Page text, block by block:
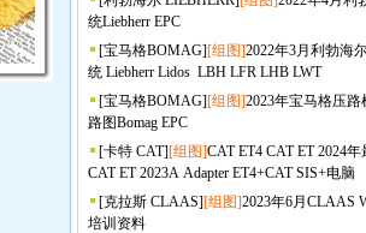
统Liebherr EPC
[宝马格BOMAG][组图]2022年3月利勃海
统 Liebherr Lidos LBH LFR LHB LWT
[宝马格BOMAG][组图]2023年宝马格压
路图Bomag EPC
[卡特 CAT][组图]CAT ET4 CAT ET 2024
CAT ET 2023A Adapter ET4+CAT SIS+电脑
[克拉斯 CLAAS][组图]2023年6月CLAAS
培训资料